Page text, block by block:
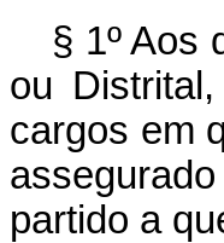
§ 1º Aos
ou
cargos em
partido a